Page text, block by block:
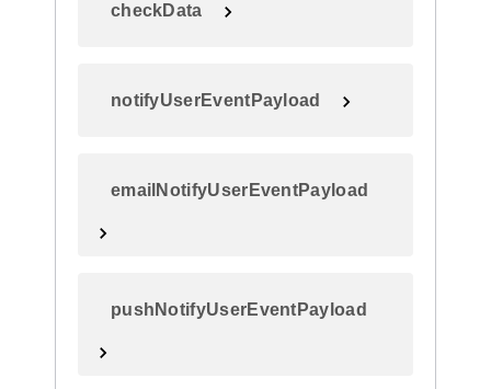
checkData
notifyUserEventPayload
emailNotifyUserEventPayload
pushNotifyUserEventPayload